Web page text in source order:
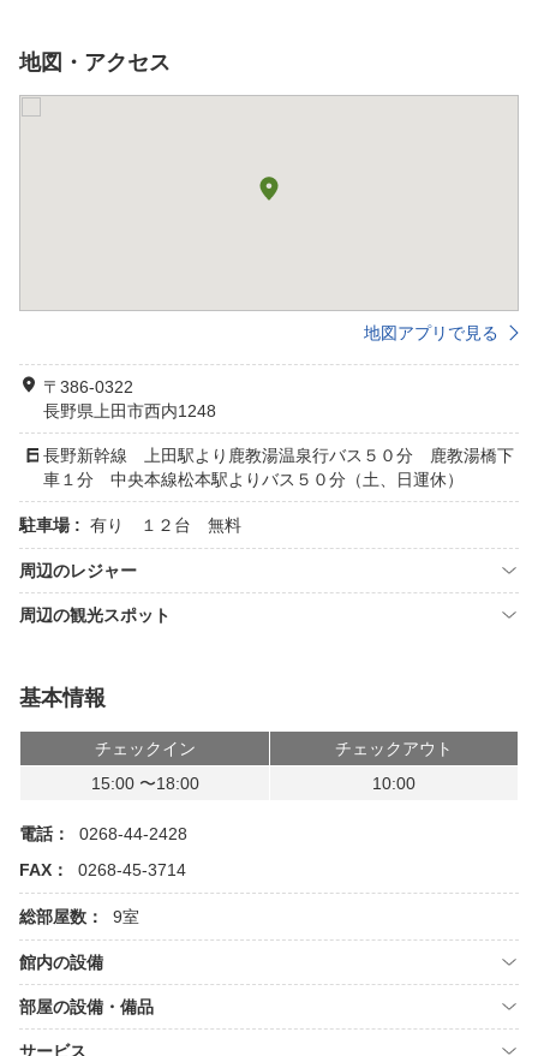
地図・アクセス
地図アプリで見る
〒386-0322
長野県上田市西内1248
長野新幹線 上田駅より鹿教湯温泉行バス５０分 鹿教湯橋下
車１分 中央本線松本駅よりバス５０分（土、日運休）
駐車場 : 有り １２台 無料
周辺のレジャー
周辺の観光スポット
基本情報
チェックイン
チェックアウト
15:00 〜18:00
10:00
電話：
0268-44-2428
FAX：
0268-45-3714
総部屋数： 9室
館内の設備
部屋の設備・備品
サービス